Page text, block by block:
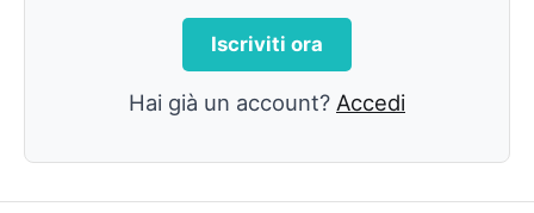
Iscriviti ora
Hai già un account? Accedi